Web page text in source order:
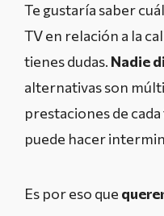
Te gustaría saber
TV en relación a la
tienes dudas. Nadie
alternativas son
prestaciones de
puede hacer
Es por eso que